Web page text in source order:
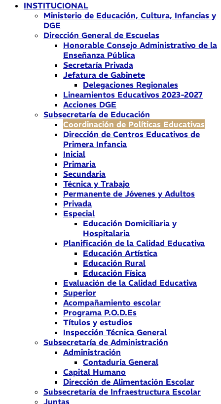
INSTITUCIONAL
Ministerio de Educación, Cultura, Infancias y
DGE
Dirección General de Escuelas
Honorable Consejo Administrativo de la
Enseñanza Pública
Secretaría Privada
Jefatura de Gabinete
Delegaciones Regionales
Lineamientos Educativos 2023-2027
Acciones DGE
Subsecretaría de Educación
Coordinación de Políticas Educativas
Dirección de Centros Educativos de
Primera Infancia
Inicial
Primaria
Secundaria
Técnica y Trabajo
Permanente de Jóvenes y Adultos
Privada
Especial
Educación Domiciliaria y
Hospitalaria
Planificación de la Calidad Educativa
Educación Artística
Educación Rural
Educación Física
Evaluación de la Calidad Educativa
Superior
Acompañamiento escolar
Programa P.O.D.Es
Títulos y estudios
Inspección Técnica General
Subsecretaría de Administración
Administración
Contaduría General
Capital Humano
Dirección de Alimentación Escolar
Subsecretaría de Infraestructura Escolar
Juntas